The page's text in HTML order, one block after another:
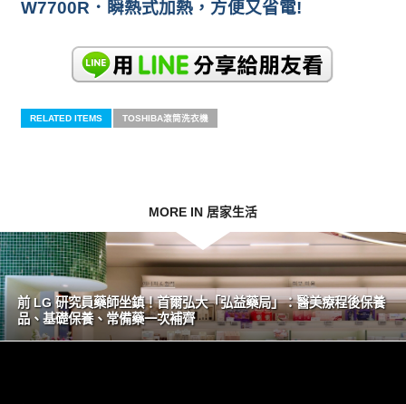
W7700R．瞬熱式加熱，方便又省電!
RELATED ITEMS TOSHIBA滾筒洗衣機
MORE IN 居家生活
前 LG 研究員藥師坐鎮！首爾弘大「弘益藥局」：醫美療程後保養
品、基礎保養、常備藥一次補齊